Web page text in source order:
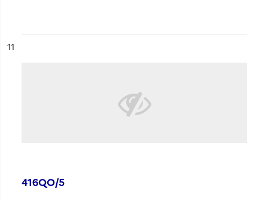
n°
11
416QO/5